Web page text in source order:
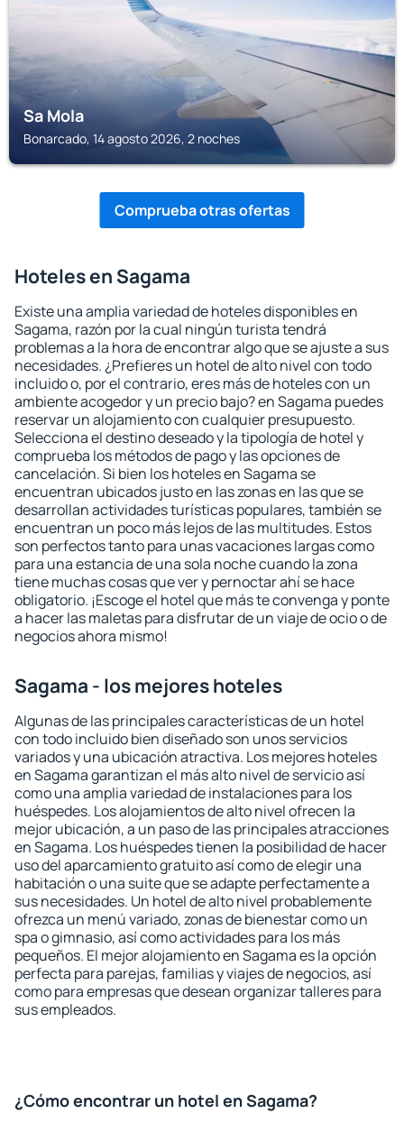
Sa Mola
Bonarcado, 14 agosto 2026, 2 noches
Comprueba otras ofertas
Hoteles en Sagama
Existe una amplia variedad de hoteles disponibles en
Sagama, razón por la cual ningún turista tendrá
problemas a la hora de encontrar algo que se ajuste a sus
necesidades. ¿Prefieres un hotel de alto nivel con todo
incluido o, por el contrario, eres más de hoteles con un
ambiente acogedor y un precio bajo? en Sagama puedes
reservar un alojamiento con cualquier presupuesto.
Selecciona el destino deseado y la tipología de hotel y
comprueba los métodos de pago y las opciones de
cancelación. Si bien los hoteles en Sagama se
encuentran ubicados justo en las zonas en las que se
desarrollan actividades turísticas populares, también se
encuentran un poco más lejos de las multitudes. Estos
son perfectos tanto para unas vacaciones largas como
para una estancia de una sola noche cuando la zona
tiene muchas cosas que ver y pernoctar ahí se hace
obligatorio. ¡Escoge el hotel que más te convenga y ponte
a hacer las maletas para disfrutar de un viaje de ocio o de
negocios ahora mismo!
Sagama - los mejores hoteles
Algunas de las principales características de un hotel
con todo incluido bien diseñado son unos servicios
variados y una ubicación atractiva. Los mejores hoteles
en Sagama garantizan el más alto nivel de servicio así
como una amplia variedad de instalaciones para los
huéspedes. Los alojamientos de alto nivel ofrecen la
mejor ubicación, a un paso de las principales atracciones
en Sagama. Los huéspedes tienen la posibilidad de hacer
uso del aparcamiento gratuito así como de elegir una
habitación o una suite que se adapte perfectamente a
sus necesidades. Un hotel de alto nivel probablemente
ofrezca un menú variado, zonas de bienestar como un
spa o gimnasio, así como actividades para los más
pequeños. El mejor alojamiento en Sagama es la opción
perfecta para parejas, familias y viajes de negocios, así
como para empresas que desean organizar talleres para
sus empleados.
¿Cómo encontrar un hotel en Sagama?